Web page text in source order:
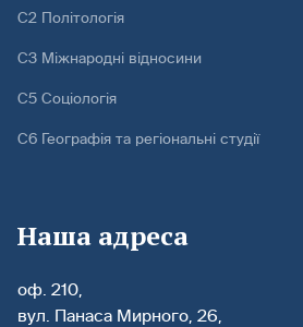
С2 Політологія
С3 Міжнародні відносини
С5 Соціологія
С6 Географія та регіональні студії
Наша адреса
оф. 210,
вул. Панаса Мирного, 26,